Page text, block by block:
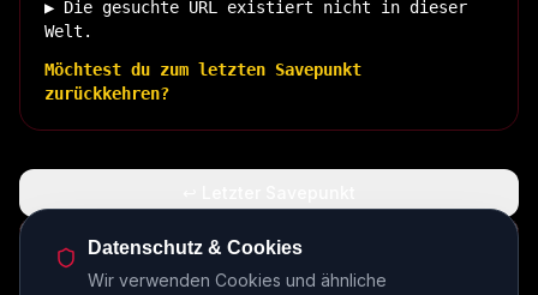
▶ Die gesuchte URL existiert nicht in dieser
Welt.
Möchtest du zum letzten Savepunkt
zurückkehren?
🏠 Zurück zur Basis
Datenschutz & Cookies
Wir verwenden Cookies und ähnliche